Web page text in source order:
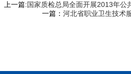
上一篇:国家质检总局全面开展2013年公
一篇： 河北省职业卫生技术